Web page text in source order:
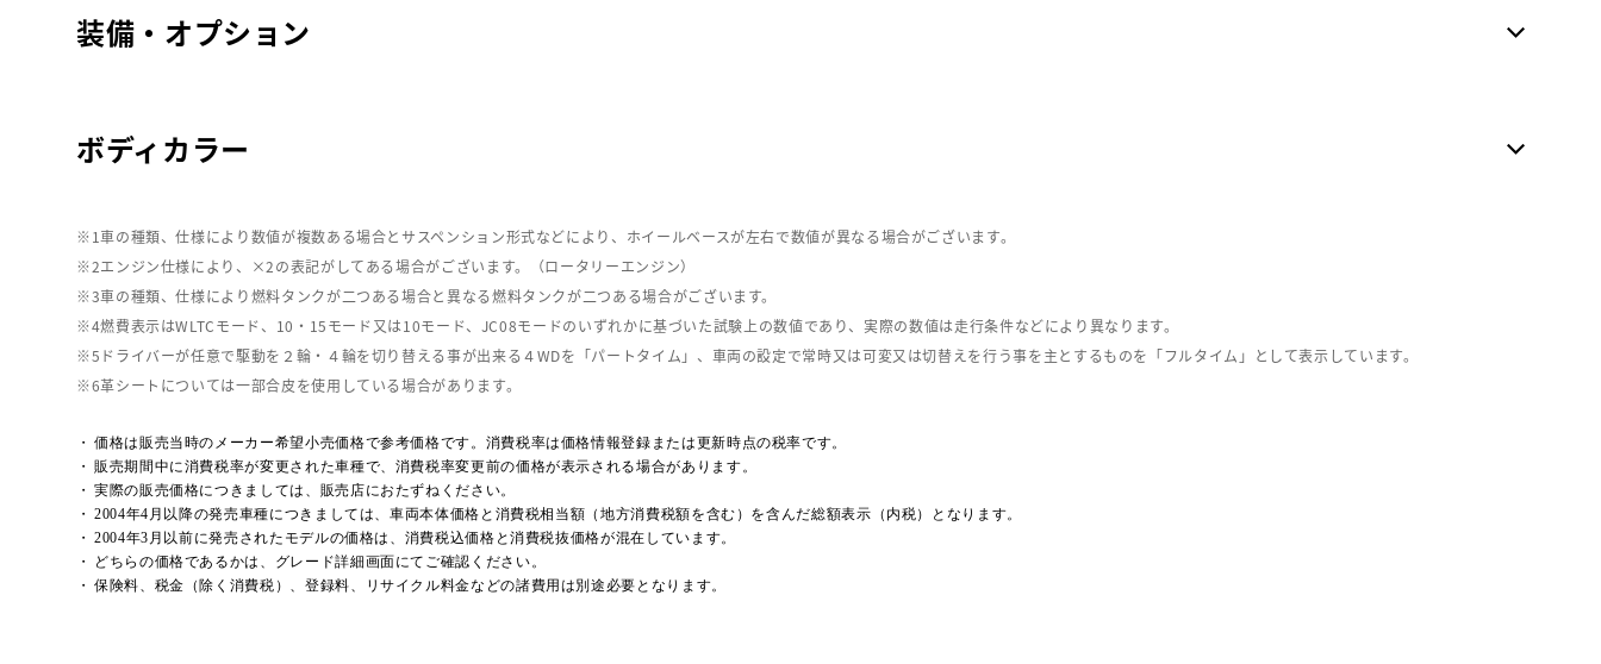
装備・オプション
ボディカラー
車の種類、仕様により数値が複数ある場合とサスペンション形式などにより、ホイールベースが左右で数値が異なる場合がございます。
エンジン仕様により、×2の表記がしてある場合がございます。（ロータリーエンジン）
車の種類、仕様により燃料タンクが二つある場合と異なる燃料タンクが二つある場合がございます。
燃費表示はWLTCモード、10・15モード又は10モード、JC08モードのいずれかに基づいた試験上の数値であり、実際の数値は走行条件などにより異なります。
ドライバーが任意で駆動を２輪・４輪を切り替える事が出来る４WDを「パートタイム」、車両の設定で常時又は可変又は切替えを行う事を主とするものを「フルタイム」として表示しています。
革シートについては一部合皮を使用している場合があります。
価格は販売当時のメーカー希望小売価格で参考価格です。消費税率は価格情報登録または更新時点の税率です。
販売期間中に消費税率が変更された車種で、消費税率変更前の価格が表示される場合があります。
実際の販売価格につきましては、販売店におたずねください。
2004年4月以降の発売車種につきましては、車両本体価格と消費税相当額（地方消費税額を含む）を含んだ総額表示（内税）となります。
2004年3月以前に発売されたモデルの価格は、消費税込価格と消費税抜価格が混在しています。
どちらの価格であるかは、グレード詳細画面にてご確認ください。
保険料、税金（除く消費税）、登録料、リサイクル料金などの諸費用は別途必要となります。